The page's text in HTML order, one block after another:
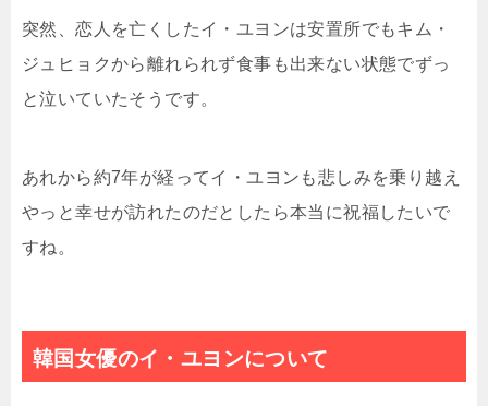
突然、恋人を亡くしたイ・ユヨンは安置所でもキム・
ジュヒョクから離れられず食事も出来ない状態でずっ
と泣いていたそうです。
あれから約7年が経ってイ・ユヨンも悲しみを乗り越え
やっと幸せが訪れたのだとしたら本当に祝福したいで
すね。
韓国女優のイ・ユヨンについて